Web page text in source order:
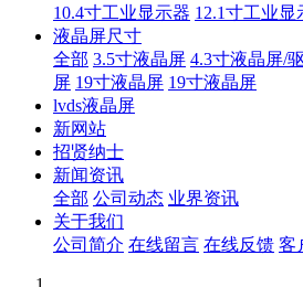
10.4寸工业显示器 12.1寸工业显
液晶屏尺寸
全部 3.5寸液晶屏 4.3寸液晶屏/
屏 19寸液晶屏 19寸液晶屏
lvds液晶屏
新网站
招贤纳士
新闻资讯
全部 公司动态 业界资讯
关于我们
公司简介 在线留言 在线反馈 客